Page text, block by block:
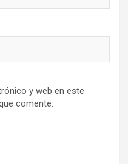
y web en este
comente.